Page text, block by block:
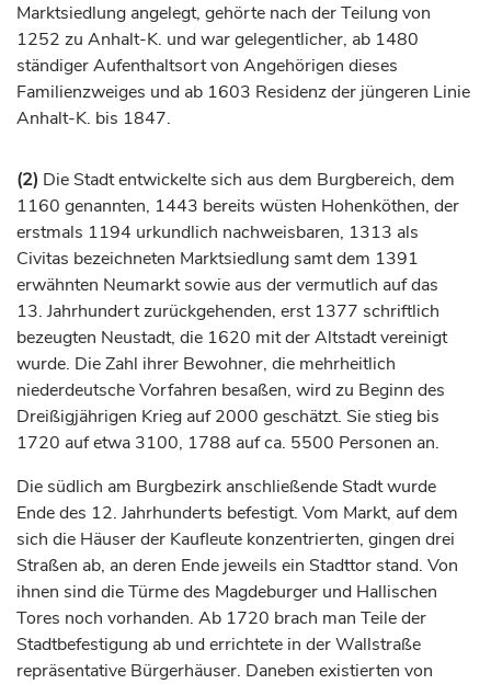
Marktsiedlung angelegt, gehörte nach der Teilung von
1252 zu Anhalt-K. und war gelegentlicher, ab 1480
ständiger Aufenthaltsort von Angehörigen dieses
Familienzweiges und ab 1603 Residenz der jüngeren Linie
Anhalt-K. bis 1847.
(2) Die Stadt entwickelte sich aus dem Burgbereich, dem
1160 genannten, 1443 bereits wüsten Hohenköthen, der
erstmals 1194 urkundlich nachweisbaren, 1313 als
Civitas bezeichneten Marktsiedlung samt dem 1391
erwähnten Neumarkt sowie aus der vermutlich auf das
13. Jahrhundertzurückgehenden, erst 1377 schriftlich
bezeugten Neustadt, die 1620 mit der Altstadt vereinigt
wurde. Die Zahl ihrer Bewohner, die mehrheitlich
niederdeutsche Vorfahren besaßen, wird zu Beginn des
Dreißigjährigen Krieg auf 2000 geschätzt. Sie stieg bis
1720 auf etwa 3100, 1788 auf ca. 5500 Personen an.
Die südlich am Burgbezirk anschließende Stadt wurde
Ende des 12. Jahrhunderts befestigt. Vom Markt, auf dem
sich die Häuser der Kaufleute konzentrierten, gingen drei
Straßen ab, an deren Ende jeweils ein Stadttor stand. Von
ihnen sind die Türme des Magdeburger und Hallischen
Tores noch vorhanden. Ab 1720 brach man Teile der
Stadtbefestigung ab und errichtete in der Wallstraße
repräsentative Bürgerhäuser. Daneben existierten von